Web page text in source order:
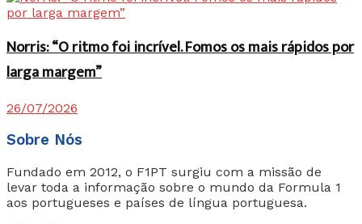
Norris: “O ritmo foi incrível. Fomos os mais rápidos por
larga margem”
26/07/2026
Sobre Nós
Fundado em 2012, o F1PT surgiu com a missão de
levar toda a informação sobre o mundo da Formula 1
aos portugueses e países de língua portuguesa.